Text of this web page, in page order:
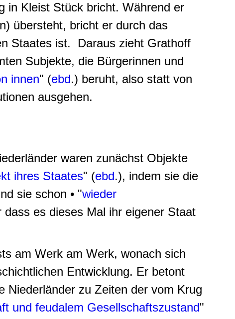
in Kleist Stück bricht. Während er
übersteht, bricht er durch das
Staates ist. Daraus zieht Grathoff
Subjekte, die Bürgerinnen und
innen" (ebd.) beruht, also statt von
ausgehen.
waren zunächst Objekte
ihres Staates" (ebd.), indem sie die
sie schon • "wieder
dass es dieses Mal ihr eigener Staat
am Werk am Werk, wonach sich
Entwicklung. Er betont
Niederländer zu Zeiten der vom Krug
und feudalem Gesellschaftszustand"